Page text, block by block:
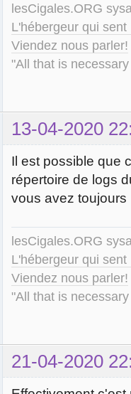
lesCigales.ORG
L'hébergeur qui
Viendez nous parler!
"All that is
13-04-2020
Il est possible que
répertoire de logs
vous avez toujours
lesCigales.ORG
L'hébergeur qui
Viendez nous parler!
"All that is
21-04-2020